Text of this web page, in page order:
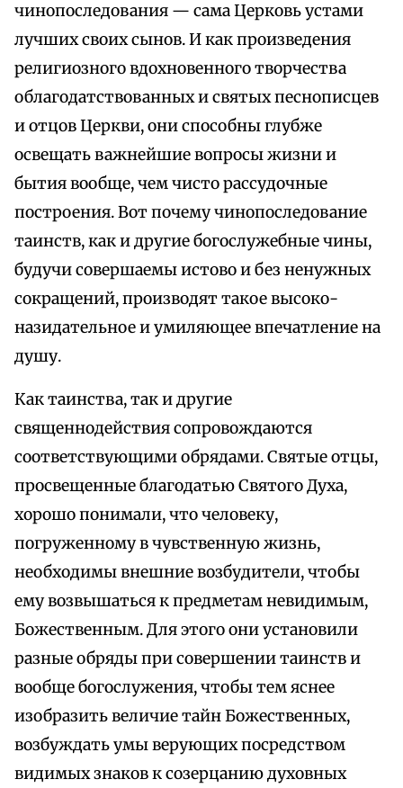
чинопоследования — сама Церковь устами
лучших своих сынов. И как произведения
религиозного вдохновенного творчества
облагодатствованных и святых песнописцев
и отцов Церкви, они способны глубже
освещать важнейшие вопросы жизни и
бытия вообще, чем чисто рассудочные
построения. Вот почему чинопоследование
таинств, как и другие богослужебные чины,
будучи совершаемы истово и без ненужных
сокращений, производят такое высоко-
назидательное и умиляющее впечатление на
душу.
Как таинства, так и другие
священнодействия сопровождаются
соответствующими обрядами. Святые отцы,
просвещенные благодатью Святого Духа,
хорошо понимали, что человеку,
погруженному в чувственную жизнь,
необходимы внешние возбудители, чтобы
ему возвышаться к предметам невидимым,
Божественным. Для этого они установили
разные обряды при совершении таинств и
вообще богослужения, чтобы тем яснее
изобразить величие тайн Божественных,
возбуждать умы верующих посредством
видимых знаков к созерцанию духовных